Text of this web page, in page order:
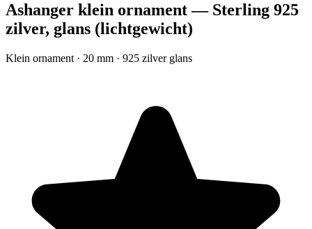
Ashanger klein ornament — Sterling 925
zilver, glans (lichtgewicht)
Klein ornament · 20 mm · 925 zilver glans